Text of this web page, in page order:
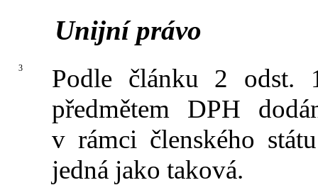
Unijní právo
3
Podle článku 2 odst.
předmětem DPH
v rámci členského
jedná jako taková.